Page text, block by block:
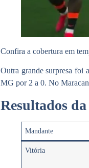
Confira a cobertura em
Outra grande surpresa foi
MG por 2 a 0. No
Resultados
Mandante
Vitória